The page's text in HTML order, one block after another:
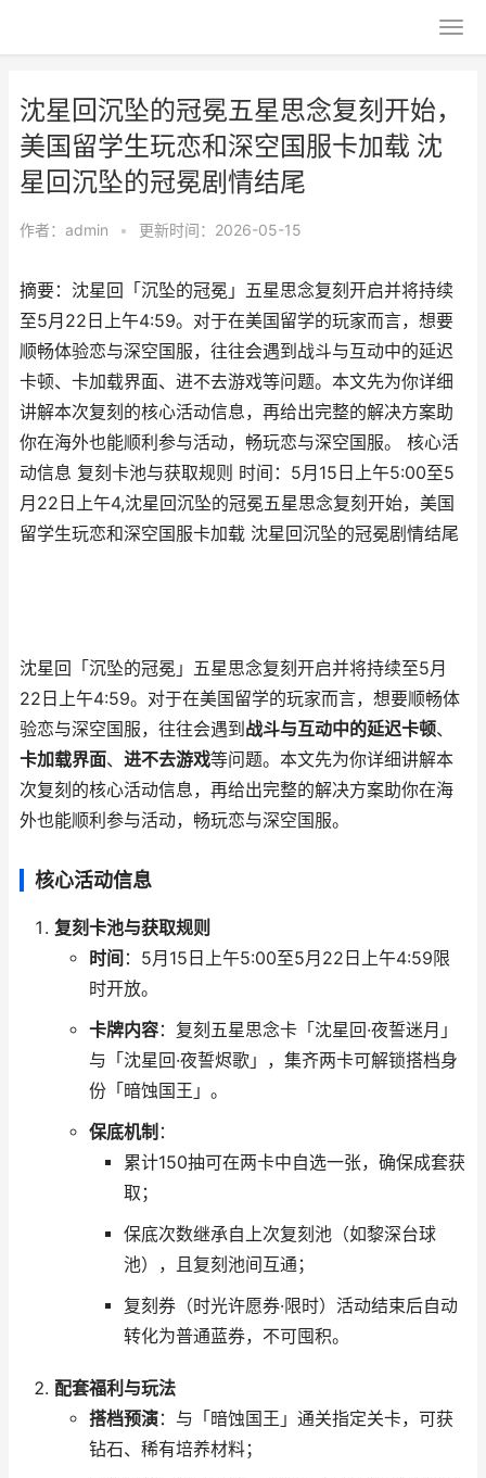
沈星回沉坠的冠冕五星思念复刻开始，
美国留学生玩恋和深空国服卡加载 沈
星回沉坠的冠冕剧情结尾
作者： admin • 更新时间：2026-05-15
摘要：沈星回「沉坠的冠冕」五星思念复刻开启并将持续
至5月22日上午4:59。对于在美国留学的玩家而言，想要
顺畅体验恋与深空国服，往往会遇到战斗与互动中的延迟
卡顿、卡加载界面、进不去游戏等问题。本文先为你详细
讲解本次复刻的核心活动信息，再给出完整的解决方案助
你在海外也能顺利参与活动，畅玩恋与深空国服。 核心活
动信息 复刻卡池与获取规则 时间：5月15日上午5:00至5
月22日上午4,沈星回沉坠的冠冕五星思念复刻开始，美国
留学生玩恋和深空国服卡加载 沈星回沉坠的冠冕剧情结尾
沈星回「沉坠的冠冕」五星思念复刻开启并将持续至5月
22日上午4:59。对于在美国留学的玩家而言，想要顺畅体
验恋与深空国服，往往会遇到 战斗与互动中的延迟卡顿、
卡加载界面、 进不去游戏等问题。本文先为你详细讲解本
次复刻的核心活动信息，再给出完整的解决方案助你在海
外也能顺利参与活动，畅玩恋与深空国服。
核心活动信息
复刻卡池与获取规则
时间 ：5月15日上午5:00至5月22日上午4:59限
时开放。
卡牌内容：复刻五星思念卡「沈星回·夜誓迷月」
与「沈星回·夜誓烬歌」，集齐两卡可解锁搭档身
份「暗蚀国王」。
保底机制 ：
累计150抽可在两卡中自选一张，确保成套获
取；
保底次数继承自上次复刻池（如黎深台球
池），且复刻池间互通；
复刻券（时光许愿券·限时）活动结束后自动
转化为普通蓝券，不可囤积。
配套福利与玩法
搭档预演：与「暗蚀国王」通关指定关卡，可获
钻石、稀有培养材料；